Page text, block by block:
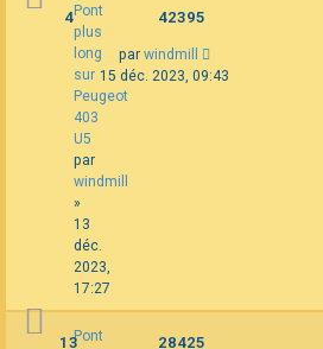
Pont
plus
long
sur
Peugeot
403
U5
par
windmill
»
13
déc.
2023,
17:27
4 42395
par windmill
15 déc. 2023, 09:43
Pont
13 28425